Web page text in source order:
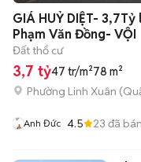
GIÁ HUỶ DIỆT-
Phạm Văn Đồng- VỘI
Đất thổ cư
3,7 tỷ47 tr/m²78 m²
Phường Linh Xuân
Anh Đức 4.5 23 đã bán